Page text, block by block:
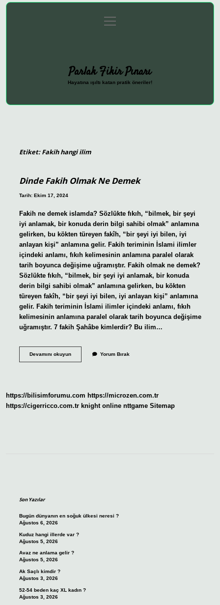
Gizlilik Politikası
menüyü
aç
Parlak Fikir Pınarı
Hayatına ışıltı katan pratik öneriler!
Etiket:Fakih hangi ilim
Dinde Fakih Olmak Ne Demek
Tarih: Ekim 17, 2024
Fakih ne demek islamda? Sözlükte fıkıh, “bilmek, bir şeyi
iyi anlamak, bir konuda derin bilgi sahibi olmak” anlamına
gelirken, bu kökten türeyen fakîh, “bir şeyi iyi bilen, iyi
anlayan kişi” anlamına gelir. Fakih teriminin İslami ilimler
içindeki anlamı, fıkıh kelimesinin anlamına paralel olarak
tarih boyunca değişime uğramıştır. Fakih olmak ne demek?
Sözlükte fıkıh, “bilmek, bir şeyi iyi anlamak, bir konuda
derin bilgi sahibi olmak” anlamına gelirken, bu kökten
türeyen fakîh, “bir şeyi iyi bilen, iyi anlayan kişi” anlamına
gelir. Fakih teriminin İslami ilimler içindeki anlamı, fıkıh
kelimesinin anlamına paralel olarak tarih boyunca değişime
uğramıştır. 7 fakih Şahâbe kimlerdir? Bu ilim…
Devamını okuyunDinde
Yorum Bırak
https://bilisimforumu.com https://microzen.com.tr
https://cigerricco.com.tr knight online nttgame Sitemap
Son Yazılar
Bugün dünyanın en soğuk ülkesi neresi ?
Ağustos 6, 2026
Kuduz hangi illerde var ?
Ağustos 5, 2026
Avaz ne anlama gelir ?
Ağustos 5, 2026
Ak Saçlı kimdir ?
Ağustos 3, 2026
52-54 beden kaç XL kadın ?
Ağustos 3, 2026